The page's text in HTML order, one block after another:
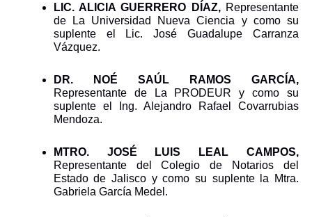
LIC. ALICIA GUERRERO DÍAZ, Representante
de La Universidad Nueva Ciencia y como su
suplente el Lic. José Guadalupe Carranza
Vázquez.
Representante de La PRODEUR y como su
suplente el Ing. Alejandro Rafael Covarrubias
Mendoza.
Representante del Colegio de Notarios del
Estado de Jalisco y como su suplente la Mtra.
Gabriela García Medel.